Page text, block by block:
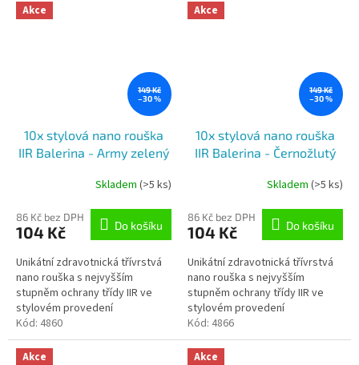
nanometrů...
nanometrů (tj....
Akce
149 Kč
–30 %
10x stylová nano rouška
IIR Balerina - Army zelený
produktu
je
z
5
hvězdiček.
Skladem(>5 ks)
86 Kč bez DPH
104 Kč Do košíku
Unikátní zdravotnická třívrstvá
nano rouška s nejvyšším
stupněm ochrany třídy IIR ve
stylovém provedení
Nanomembrána zachytí 98,6 %
nanočástic velikosti 120
nanometrů (tj....
Kód: 4860
Akce
149 Kč
–30 %
10x stylová nano rouška
IIR Balerina - Černožlutý
produktu
je
z
5
hvězdiček.
Skladem(>5 ks)
86 Kč bez DPH
104 Kč Do košíku
Unikátní zdravotnická třívrstvá
nano rouška s nejvyšším
stupněm ochrany třídy IIR ve
stylovém provedení
Nanomembrána zachytí 98,6 %
nanočástic velikosti 120
nanometrů (tj....
Kód: 4866
Akce Akce